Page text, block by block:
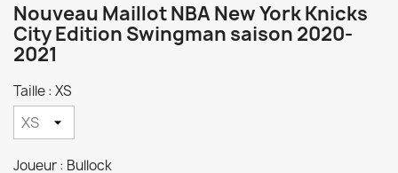
Nouveau Maillot NBA New York Knicks
City Edition Swingman saison 2020-
2021
Taille : XS
Joueur : Bullock